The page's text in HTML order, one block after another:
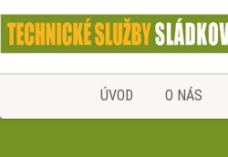
ÚVOD O NÁS